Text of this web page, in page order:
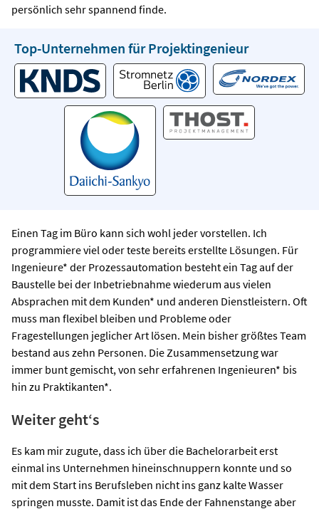
persönlich sehr spannend finde.
Top-Unternehmen für Projektingenieur
Einen Tag im Büro kann sich wohl jeder vorstellen. Ich
programmiere viel oder teste bereits erstellte Lösungen. Für
Ingenieure* der Prozessautomation besteht ein Tag auf der
Baustelle bei der Inbetriebnahme wiederum aus vielen
Absprachen mit dem Kunden* und anderen Dienstleistern. Oft
muss man flexibel bleiben und Probleme oder
Fragestellungen jeglicher Art lösen. Mein bisher größtes Team
bestand aus zehn Personen. Die Zusammensetzung war
immer bunt gemischt, von sehr erfahrenen Ingenieuren* bis
hin zu Praktikanten*.
Weiter geht‘s
Es kam mir zugute, dass ich über die Bachelorarbeit erst
einmal ins Unternehmen hineinschnuppern konnte und so
mit dem Start ins Berufsleben nicht ins ganz kalte Wasser
springen musste. Damit ist das Ende der Fahnenstange aber